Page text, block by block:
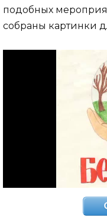
подобных
собраны картинки